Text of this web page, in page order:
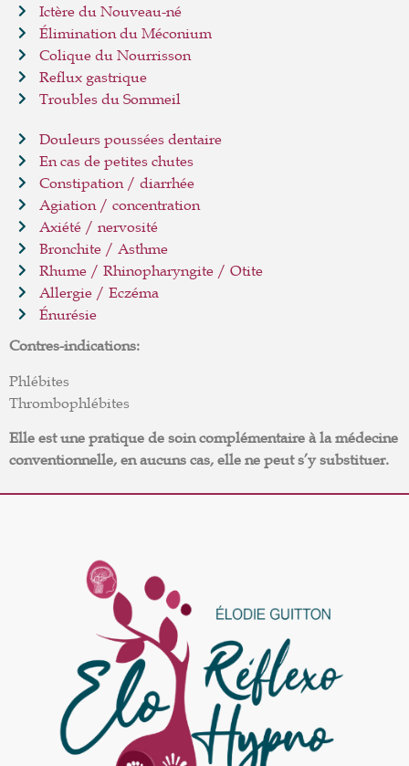
Ictère du Nouveau-né
Élimination du Méconium
Colique du Nourrisson
Reflux gastrique
Troubles du Sommeil
Douleurs poussées dentaire
En cas de petites chutes
Constipation / diarrhée
Agiation / concentration
Axiété / nervosité
Bronchite / Asthme
Rhume / Rhinopharyngite / Otite
Allergie / Eczéma
Énurésie
Contres-indications:
Phlébites
Thrombophlébites
Elle est une pratique de soin complémentaire à la médecine
conventionnelle, en aucuns cas, elle ne peut s’y substituer.